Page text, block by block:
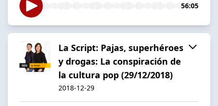
56:05
La Script: Pajas, superhéroes
y drogas: La conspiración de
la cultura pop (29/12/2018)
2018-12-29